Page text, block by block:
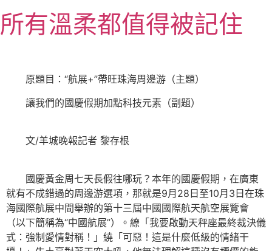
至
主所有溫柔都值得被記住
原題目：“航展+”帶旺珠海周邊游（主題）
讓我們的國慶假期加點科技元素（副題）
文/羊城晚報記者 黎存根
國慶黃金周七天長假往哪玩？本年的國慶假期，在廣東
就有不成錯過的周邊游選項，那就是9月28日至10月3日在珠
海國際航展中間舉辦的第十三屆中國國際航天航空展覽會
（以下簡稱為“中國航展”）。繚「我要啟動天秤座最終裁決儀
式：強制愛情對稱！」繞「可惡！這是什麼低級的情緒干